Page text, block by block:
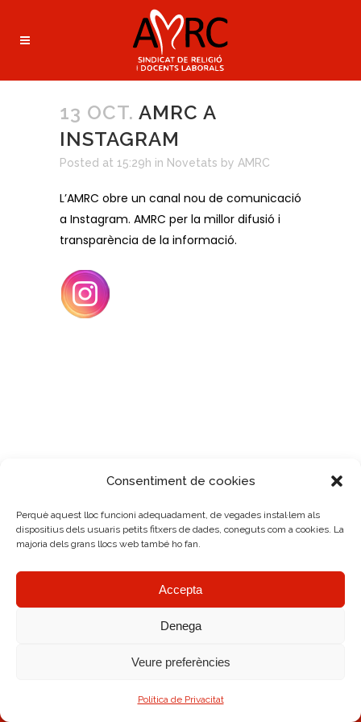
Consentiment de cookies
Perquè aquest lloc funcioni adequadament, de vegades instal·lem als
dispositius dels usuaris petits fitxers de dades, coneguts com a cookies. La
majoria dels grans llocs web també ho fan.
Accepta
Denega
Veure preferències
Política de Privacitat
13 OCT. AMRC A
INSTAGRAM
Posted at 15:29h in Novetats by AMRC
L’AMRC obre un canal nou de comunicació
a Instagram. AMRC per la millor difusió i
transparència de la informació.
Diseño Web